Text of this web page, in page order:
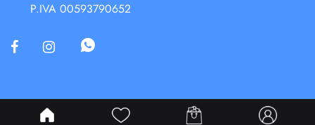
P.IVA 00593790652